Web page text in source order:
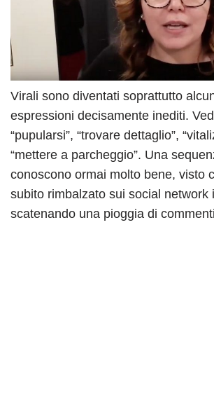
Virali sono diventati soprattutto
espressioni decisamente inediti.
“pupularsi”, “trovare dettaglio”,
“mettere a parcheggio”. Una
conoscono ormai molto bene, visto
subito rimbalzato sui social network
scatenando una pioggia di